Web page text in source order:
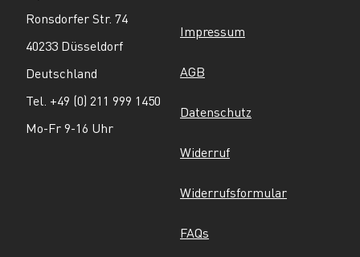
Ronsdorfer Str. 74
40233 Düsseldorf
Deutschland
Tel. +49 (0) 211 999 1450
Mo-Fr 9-16 Uhr
Impressum
AGB
Datenschutz
Widerruf
Widerrufsformular
FAQs